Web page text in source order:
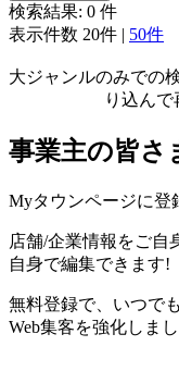
検索結果: 0 件
表示件数 20件 | 50件
大ジャンルのみでの
り込ん
事業主の皆さ
Myタウンページに登
店舗/企業情報をご自
自身で編集できます!
無料登録で、いつで
Web集客を強化しまし